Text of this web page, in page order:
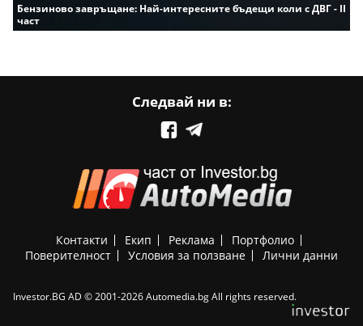
Бензиново завръщане: Най-интересните бъдещи коли с ДВГ - II
част
Следвай ни в:
Контакти Екип Реклама
Портфолио
Поверителност
Условия за ползване Лични данни
Investor.BG AD © 2001-2026 Automedia.bg All rights reserved.